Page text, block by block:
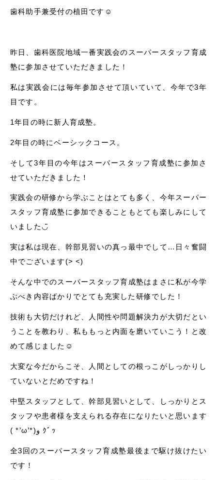
歯科助手兼受付の植田です☺︎
昨日、歯科医院地域一番実践会のスーパースタッフ育成
塾に参加させていただきました！
私は実践会には毎年参加させて頂いていて、今年で3年
目です。
1年目の時に新人育成塾。
2年目の時にベーシックコース。
そして3年目の今年はスーパースタッフ育成塾に参加さ
せていただきました！
実践会の研修から学ぶことはとても多く、今年スーパー
スタッフ育成塾に参加できることもとても楽しみにして
いました◡̈
実は私は現在、幹部見習いの真っ最中でして…日々奮闘
中でございます(> <)
そんな中でのスーパースタッフ育成塾はまさに私が今学
ぶべき内容ばかりでとても充実した研修でした！
技術も大切だけれど、人間性や問題解決力が大切だとい
うことを教わり、私ももっと内面を磨いていこう！と改
めて感じました☺︎
大変な今だからこそ、人間としての根っこがしっかりし
ていないとだめですね！
中堅スタッフとして、幹部見習いとして、しっかりとス
タッフや患者様を支えられる存在になりたいと思います
( *’ω’*)و ｸﾞｯ
全3回のスーパースタッフ育成塾最後まで駆け抜けたい
です！